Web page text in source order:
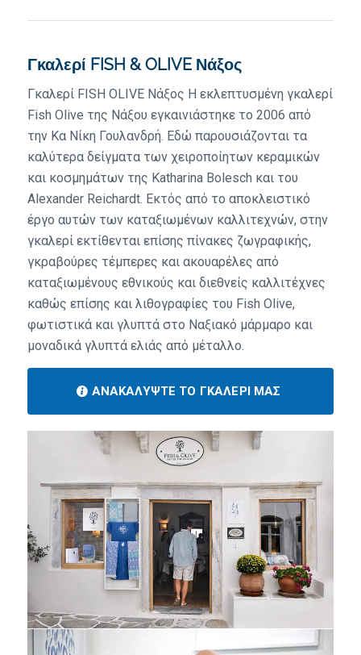
Γκαλερί FISH & OLIVE Νάξος
Γκαλερί FISH OLIVE Νάξος Η εκλεπτυσμένη γκαλερί
Fish Olive της Νάξου εγκαινιάστηκε το 2006 από
την Κα Νίκη Γουλανδρή. Εδώ παρουσιάζονται τα
καλύτερα δείγματα των χειροποίητων κεραμικών
και κοσμημάτων της Katharina Bolesch και του
Alexander Reichardt. Εκτός από το αποκλειστικό
έργο αυτών των καταξιωμένων καλλιτεχνών, στην
γκαλερί εκτίθενται επίσης πίνακες ζωγραφικής,
γκραβούρες τέμπερες και ακουαρέλες από
καταξιωμένους εθνικούς και διεθνείς καλλιτέχνες
καθώς επίσης και λιθογραφίες του Fish Olive,
φωτιστικά και γλυπτά στο Ναξιακό μάρμαρο και
μοναδικά γλυπτά ελιάς από μέταλλο.
ΑΝΑΚΑΛΎΨΤΕ ΤΟ ΓΚΑΛΕΡΊ ΜΑΣ